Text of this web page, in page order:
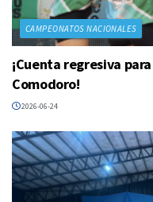
CAMPEONATOS NACIONALES
¡Cuenta regresiva
Comodoro!
2026-06-24